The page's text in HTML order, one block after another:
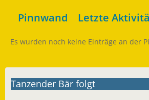
Pinnwand Letzte
Es wurden noch keine Einträge an der
Tanzender Bär folgt